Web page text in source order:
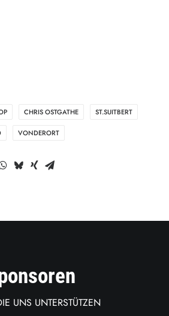
CHRIS OSTGATHE ST.SUITBERT
VONDERORT
UNS UNTERSTÜTZEN